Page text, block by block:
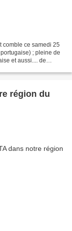
comble ce samedi 25
; pleine de
et aussi.... de
région du